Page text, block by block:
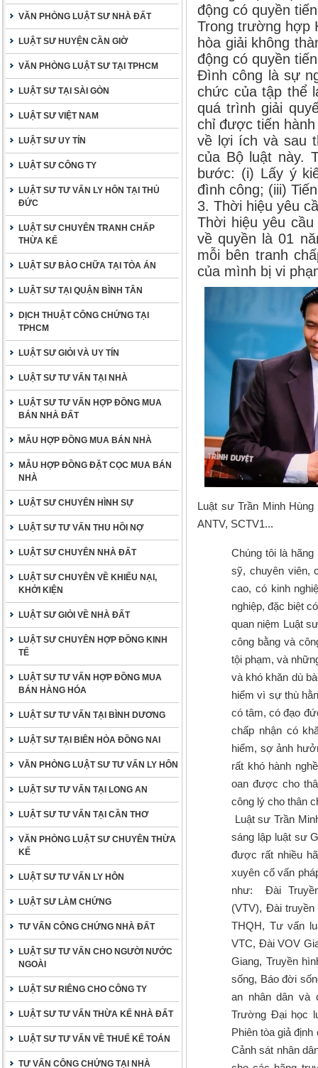
VĂN PHÒNG LUẬT SƯ NHÀ ĐẤT
LUẬT SƯ HUYỆN CẦN GIỜ
VĂN PHÒNG LUẬT SƯ TẠI TPHCM
LUẬT SƯ TẠI SÀI GÒN
LUẬT SƯ VIỆT NAM
LUẬT SƯ UY TÍN
LUẬT SƯ CÔNG TY
LUẬT SƯ TƯ VẤN LY HÔN TẠI THỦ
ĐỨC
LUẬT SƯ CHUYÊN TRANH CHẤP
THỪA KẾ
LUẬT SƯ BÀO CHỮA TẠI TÒA ÁN
LUẬT SƯ TẠI QUẬN BÌNH TÂN
DỊCH THUẬT CÔNG CHỨNG TẠI
TPHCM
LUẬT SƯ GIỎI VÀ UY TÍN
LUẬT SƯ TƯ VẤN TẠI NHÀ
LUẬT SƯ TƯ VẤN HỢP ĐỒNG MUA
BÁN NHÀ ĐẤT
MẪU HỢP ĐỒNG MUA BÁN NHÀ
MẪU HỢP ĐỒNG ĐẶT CỌC MUA BÁN
NHÀ
LUẬT SƯ CHUYÊN HÌNH SỰ
LUẬT SƯ TƯ VẤN THU HỒI NỢ
LUẬT SƯ CHUYÊN NHÀ ĐẤT
LUẬT SƯ CHUYÊN VỀ KHIẾU NẠI,
KHỞI KIỆN
LUẬT SƯ GIỎI VỀ NHÀ ĐẤT
LUẬT SƯ CHUYÊN HỢP ĐỒNG KINH
TẾ
LUẬT SƯ TƯ VẤN HỢP ĐỒNG MUA
BÁN HÀNG HÓA
LUẬT SƯ TƯ VẤN TẠI BÌNH DƯƠNG
LUẬT SƯ TẠI BIÊN HÒA ĐỒNG NAI
VĂN PHÒNG LUẬT SƯ TƯ VẤN LY HÔN
LUẬT SƯ TƯ VẤN TẠI LONG AN
LUẬT SƯ TƯ VẤN TẠI CẦN THƠ
VĂN PHÒNG LUẬT SƯ CHUYÊN THỪA
KẾ
LUẬT SƯ TƯ VẤN LY HÔN
LUẬT SƯ LÀM CHỨNG
TƯ VẤN CÔNG CHỨNG NHÀ ĐẤT
LUẬT SƯ TƯ VẤN CHO NGƯỜI NƯỚC
NGOÀI
LUẬT SƯ RIÊNG CHO CÔNG TY
LUẬT SƯ TƯ VẤN THỪA KẾ NHÀ ĐẤT
LUẬT SƯ TƯ VẤN VỀ THUẾ KẾ TOÁN
TƯ VẤN CÔNG CHỨNG TẠI NHÀ
động có quyền
Trong trường hợp
hòa giải không
động có quyền
Đình công là sự
chức của tập thể
quá trình giải
chỉ được tiến
về lợi ích và sau
của Bộ luật này.
bước: (i) Lấy ý
đình công; (iii)
3. Thời hiệu yêu
Thời hiệu yêu
về quyền là 01
mỗi bên tranh
của mình bị vi
Luật sư Trần Minh
ANTV, SCTV1...
Chúng tôi là
sỹ, chuyên viên,
cao, có kinh
nghiệp, đặc biệt
quan niệm Luật
công bằng và
tội phạm, và
và khó khăn dù
hiểm vì sự thù
có tâm, có đạo
chấp nhận có
hiểm, sợ ảnh
rất khó hành
oan được cho
công lý cho thân
Luật sư Trần
sáng lập luật sư
được rất nhiều
xuyên cố vấn
như: Đài
(VTV), Đài truyền
THQH, Tư vấn
VTC, Đài VOV
Giang, Truyền
sống, Báo đời
an nhân dân và
Trường Đại học
Phiên tòa giả
Cảnh sát nhân